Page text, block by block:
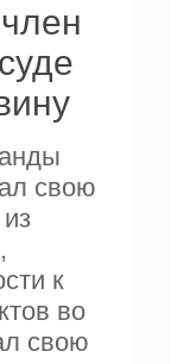
свою
к
во
свою